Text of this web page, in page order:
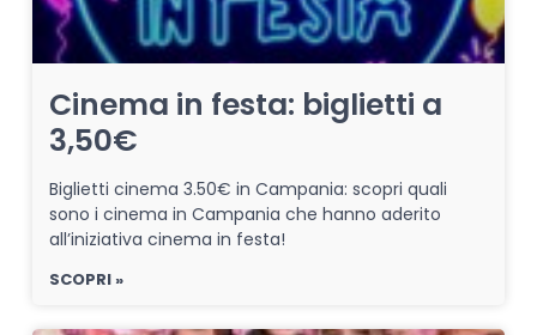
Cinema in festa: biglietti a
3,50€
Biglietti cinema 3.50€ in Campania: scopri quali
sono i cinema in Campania che hanno aderito
all’iniziativa cinema in festa!
SCOPRI »